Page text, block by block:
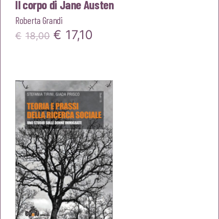
Il corpo di Jane Austen
Roberta Grandi
€ 18,00 Il
era:
€18,00.
€ 17,10
è:
€17,10.